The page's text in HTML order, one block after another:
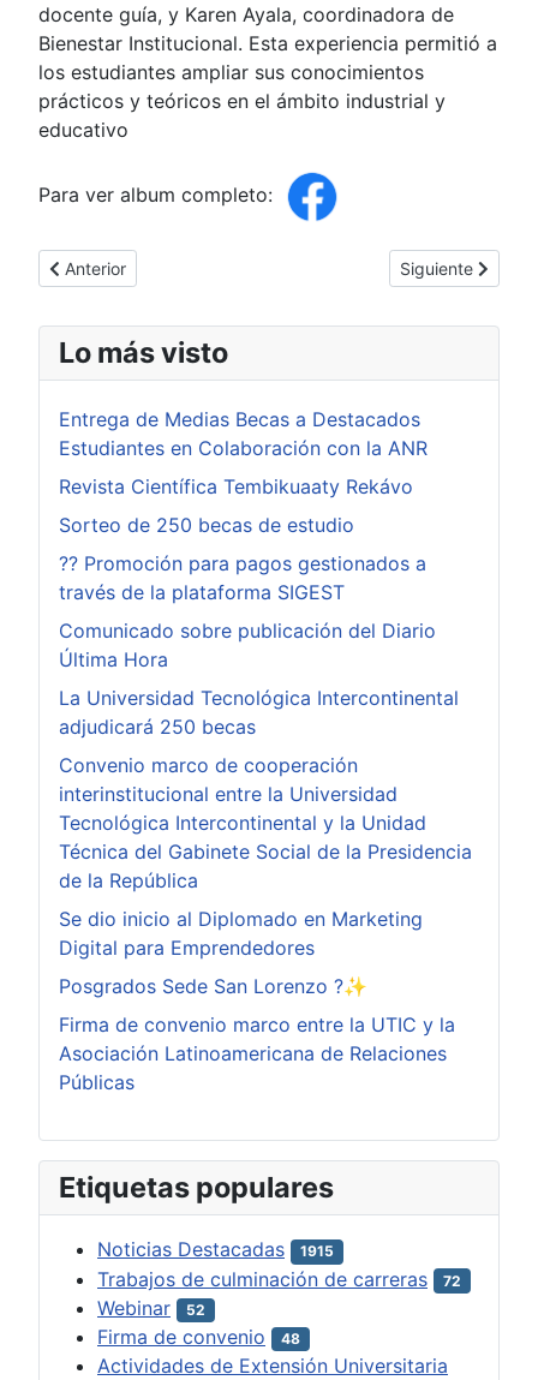
docente guía, y Karen Ayala, coordinadora de
Bienestar Institucional. Esta experiencia permitió a
los estudiantes ampliar sus conocimientos
prácticos y teóricos en el ámbito industrial y
educativo
Para ver album completo:
Artículo anterior: Inauguración de los Juegos Universitarios en
Anterior Artículo
Siguiente
Lo más visto
Entrega de Medias Becas a Destacados
Estudiantes en Colaboración con la ANR
Revista Científica Tembikuaaty Rekávo
Sorteo de 250 becas de estudio
?? Promoción para pagos gestionados a
través de la plataforma SIGEST
Comunicado sobre publicación del Diario
Última Hora
La Universidad Tecnológica Intercontinental
adjudicará 250 becas
Convenio marco de cooperación
interinstitucional entre la Universidad
Tecnológica Intercontinental y la Unidad
Técnica del Gabinete Social de la Presidencia
de la República
Se dio inicio al Diplomado en Marketing
Digital para Emprendedores
Posgrados Sede San Lorenzo ?✨
Firma de convenio marco entre la UTIC y la
Asociación Latinoamericana de Relaciones
Públicas
Etiquetas populares
Noticias Destacadas 1915
Trabajos de culminación de carreras 72
Webinar 52
Firma de convenio 48
Actividades de Extensión Universitaria